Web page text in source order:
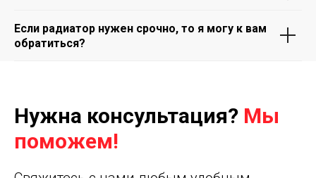
Если радиатор нужен срочно, то я могу к вам
обратиться?
Нужна консультация? Мы
поможем!